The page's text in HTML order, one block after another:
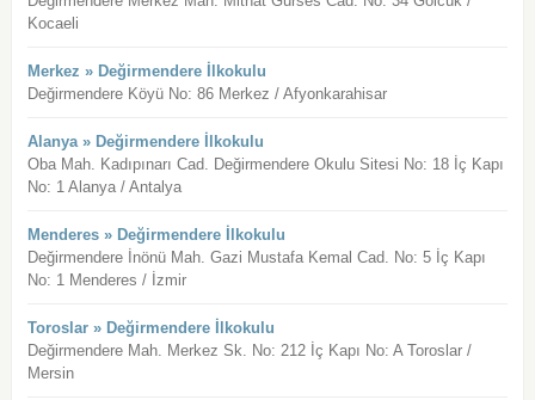
Kocaeli
Merkez » Değirmendere İlkokulu
Değirmendere Köyü No: 86 Merkez / Afyonkarahisar
Alanya » Değirmendere İlkokulu
Oba Mah. Kadıpınarı Cad. Değirmendere Okulu Sitesi No: 18 İç Kapı
No: 1 Alanya / Antalya
Menderes » Değirmendere İlkokulu
Değirmendere İnönü Mah. Gazi Mustafa Kemal Cad. No: 5 İç Kapı
No: 1 Menderes / İzmir
Toroslar » Değirmendere İlkokulu
Değirmendere Mah. Merkez Sk. No: 212 İç Kapı No: A Toroslar /
Mersin